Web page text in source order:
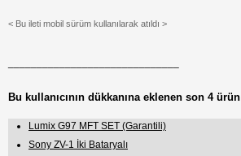
< Bu ileti mobil sürüm kullanılarak atıldı >
Bu kullanıcının dükkanına eklenen son 4 ürün
Lumix G97 MFT SET (Garantili)
Sony ZV-1 İki Bataryalı